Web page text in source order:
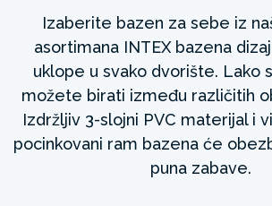
Izaberite bazen za sebe iz
asortimana INTEX bazena
uklope u svako dvorište. Lako
možete birati između različitih
Izdržljiv 3-slojni PVC materijal i
pocinkovani ram bazena će
puna zabave.